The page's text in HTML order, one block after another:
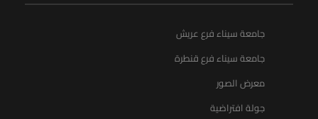
جامعة سيناء فرع عريش
جامعة سيناء فرع قنطرة
معرض الصور
جولة افتراضية